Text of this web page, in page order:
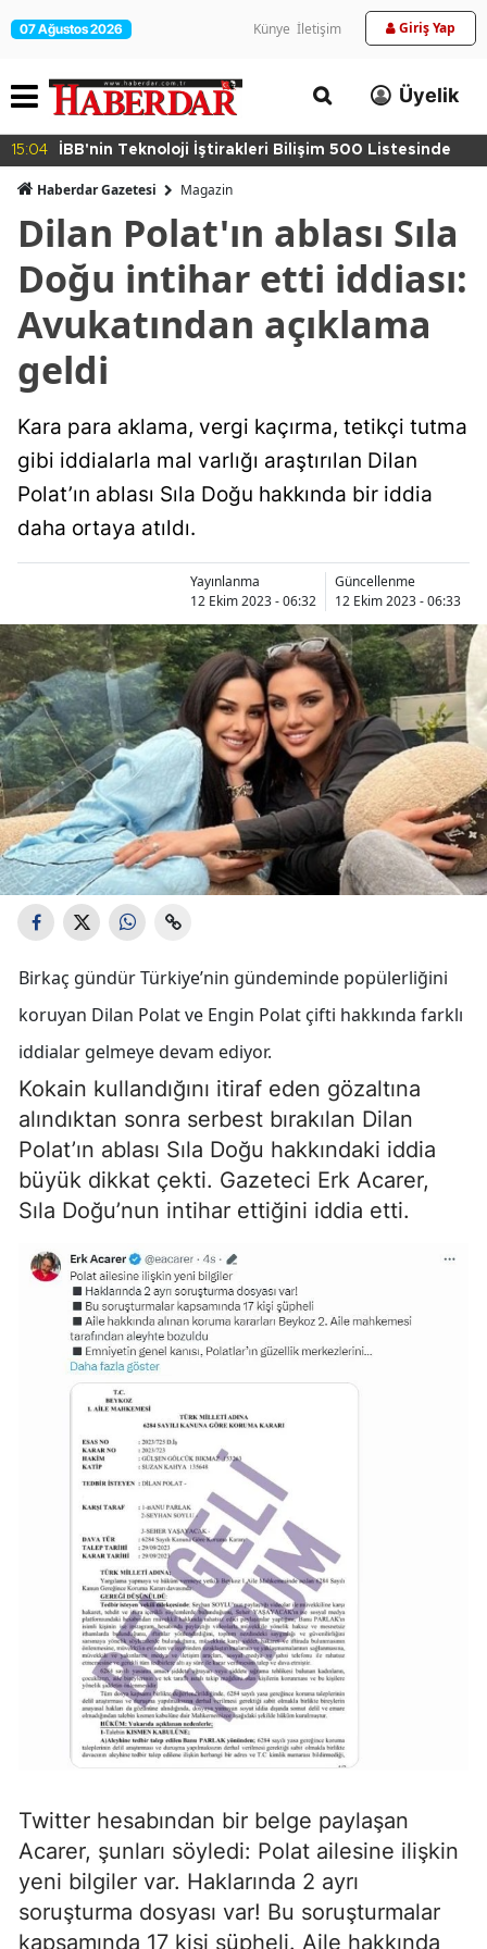
07 Ağustos 2026 Künye İletişim Giriş Yap
Üyelik
15:04 İBB'nin Teknoloji İştirakleri Bilişim 500 Listesinde
Haberdar Gazetesi Magazin
Dilan Polat'ın ablası Sıla
Doğu intihar etti iddiası:
Avukatından açıklama
geldi
Kara para aklama, vergi kaçırma, tetikçi tutma
gibi iddialarla mal varlığı araştırılan Dilan
Polat’ın ablası Sıla Doğu hakkında bir iddia
daha ortaya atıldı.
Yayınlanma
12 Ekim 2023 - 06:32
Güncellenme
12 Ekim 2023 - 06:33
Birkaç gündür Türkiye’nin gündeminde popülerliğini
koruyan Dilan Polat ve Engin Polat çifti hakkında farklı
iddialar gelmeye devam ediyor.
Kokain kullandığını itiraf eden gözaltına
alındıktan sonra serbest bırakılan Dilan
Polat’ın ablası Sıla Doğu hakkındaki iddia
büyük dikkat çekti. Gazeteci Erk Acarer,
Sıla Doğu’nun intihar ettiğini iddia etti.
Twitter hesabından bir belge paylaşan
Acarer, şunları söyledi: Polat ailesine ilişkin
yeni bilgiler var. Haklarında 2 ayrı
soruşturma dosyası var! Bu soruşturmalar
kapsamında 17 kişi şüpheli. Aile hakkında